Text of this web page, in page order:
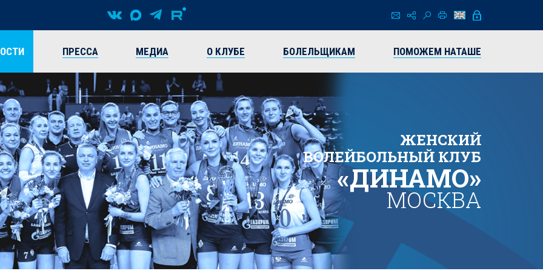
ПРЕССА МЕДИА О КЛУБЕ БОЛЕЛЬЩИКАМ ПОМОЖЕМ НАТАШЕ
ЖЕНСКИЙ
ВОЛЕЙБОЛЬНЫЙ КЛУБ
«ДИНАМО»
МОСКВА